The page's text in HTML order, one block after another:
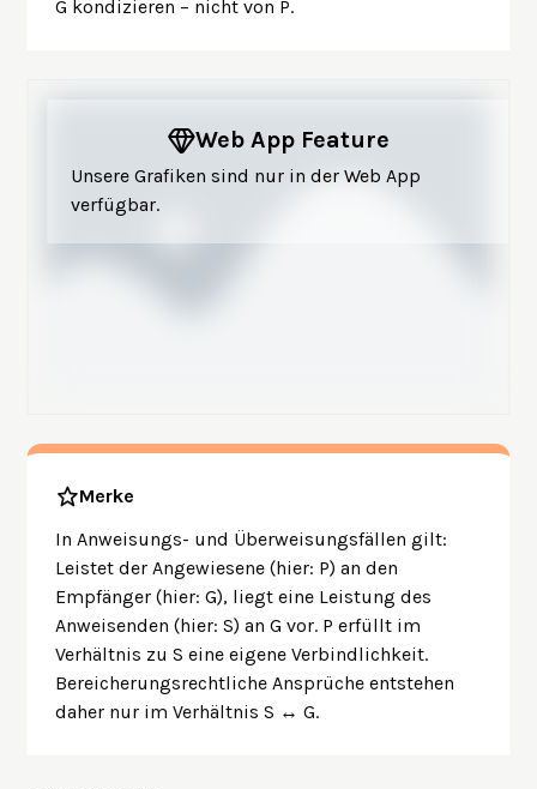
G kondizieren – nicht von P.
Web App Feature
Unsere Grafiken sind nur in der Web App
verfügbar.
Merke
In Anweisungs- und Überweisungsfällen gilt:
Leistet der Angewiesene (hier: P) an den
Empfänger (hier: G), liegt eine Leistung des
Anweisenden (hier: S) an G vor. P erfüllt im
Verhältnis zu S eine eigene Verbindlichkeit.
Bereicherungsrechtliche Ansprüche entstehen
daher nur im Verhältnis S ↔ G.